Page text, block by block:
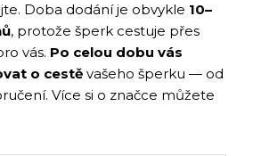
Doba dodání je obvykle 10–
, protože šperk cestuje přes
vás. Po celou dobu vás
o cestě vašeho šperku — od
Více si o značce můžete